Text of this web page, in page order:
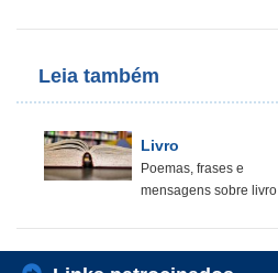
Leia também
Livro
Poemas, frases e
mensagens sobre livro